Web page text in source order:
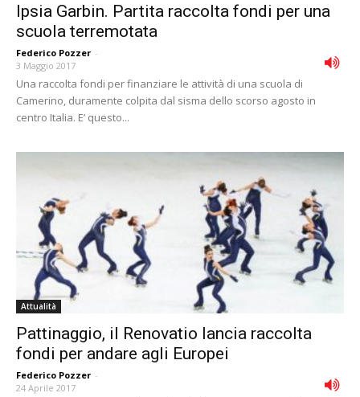
Ipsia Garbin. Partita raccolta fondi per una
scuola terremotata
Federico Pozzer -
3 Maggio 2017
Una raccolta fondi per finanziare le attività di una scuola di
Camerino, duramente colpita dal sisma dello scorso agosto in
centro Italia. E’ questo...
Attualità
Pattinaggio, il Renovatio lancia raccolta
fondi per andare agli Europei
Federico Pozzer -
24 Aprile 2017